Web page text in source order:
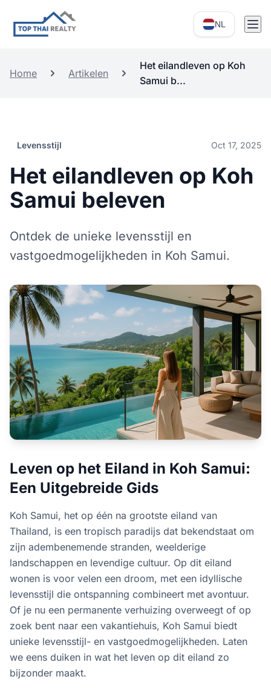
NL
Home Artikelen
Het eilandleven op Koh
Samui b...
Levensstijl Oct 17, 2025
Het eilandleven op Koh
Samui beleven
Ontdek de unieke levensstijl en
vastgoedmogelijkheden in Koh Samui.
Leven op het Eiland in Koh Samui:
Een Uitgebreide Gids
Koh Samui, het op één na grootste eiland van
Thailand, is een tropisch paradijs dat bekendstaat om
zijn adembenemende stranden, weelderige
landschappen en levendige cultuur. Op dit eiland
wonen is voor velen een droom, met een idyllische
levensstijl die ontspanning combineert met avontuur.
Of je nu een permanente verhuizing overweegt of op
zoek bent naar een vakantiehuis, Koh Samui biedt
unieke levensstijl- en vastgoedmogelijkheden. Laten
we eens duiken in wat het leven op dit eiland zo
bijzonder maakt.